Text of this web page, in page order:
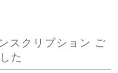
た